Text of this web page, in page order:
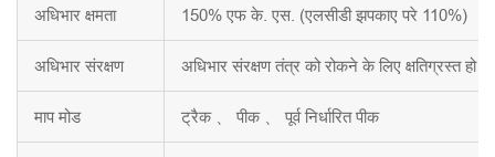
अधिभार क्षमता 150% एफ के. एस. (एलसीडी झपकाए परे 110%)
अधिभार संरक्षण अधिभार संरक्षण तंत्र को रोकने के लिए क्षतिग्रस्त हो
माप मोड ट्रैक 、 पीक 、 पूर्व निर्धारित पीक